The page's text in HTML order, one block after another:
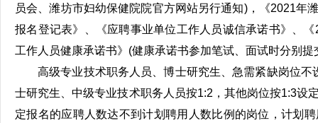
员会、潍坊市妇幼保健院院官方网站另行通知)，《2021年
报名登记表》、《应聘事业单位工作人员诚信承诺书》、
工作人员健康承诺书》(健康承诺书参加笔试、面试时分别提
高级专业技术职务人员、博士研究生、急需紧缺岗位
士研究生、中级专业技术职务人员按1:2，其他岗位按1:3设
定报名的应聘人数达不到计划聘用人数比例的岗位，计划